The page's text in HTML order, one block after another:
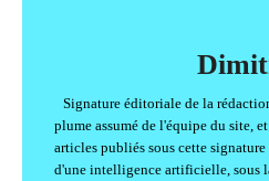
Signature éditoriale de la
plume assumé de l'équipe du site,
articles publiés sous cette
d'une intelligence artificielle, sous